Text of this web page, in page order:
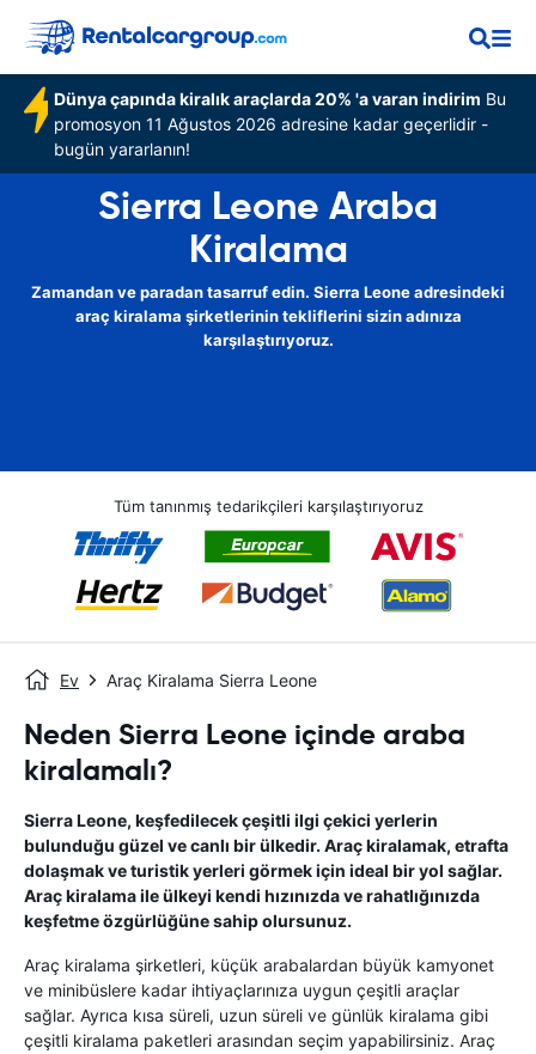
Dünya çapında kiralık araçlarda 20% 'a varan indirim Bu
promosyon 11 Ağustos 2026 adresine kadar geçerlidir -
bugün yararlanın!
Sierra Leone Araba
Kiralama
Zamandan ve paradan tasarruf edin. Sierra Leone adresindeki
araç kiralama şirketlerinin tekliflerini sizin adınıza
karşılaştırıyoruz.
Tüm tanınmış tedarikçileri karşılaştırıyoruz
Ev Araç Kiralama Sierra Leone
Neden Sierra Leone içinde araba
kiralamalı?
Sierra Leone, keşfedilecek çeşitli ilgi çekici yerlerin
bulunduğu güzel ve canlı bir ülkedir. Araç kiralamak, etrafta
dolaşmak ve turistik yerleri görmek için ideal bir yol sağlar.
Araç kiralama ile ülkeyi kendi hızınızda ve rahatlığınızda
keşfetme özgürlüğüne sahip olursunuz.
Araç kiralama şirketleri, küçük arabalardan büyük kamyonet
ve minibüslere kadar ihtiyaçlarınıza uygun çeşitli araçlar
sağlar. Ayrıca kısa süreli, uzun süreli ve günlük kiralama gibi
çeşitli kiralama paketleri arasından seçim yapabilirsiniz. Araç